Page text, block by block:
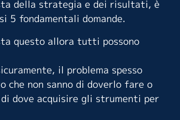
della strategia e dei risultati, è
5 fondamentali domande.
questo allora tutti possono
il problema spesso
che non sanno di doverlo fare o
di dove acquisire gli strumenti per